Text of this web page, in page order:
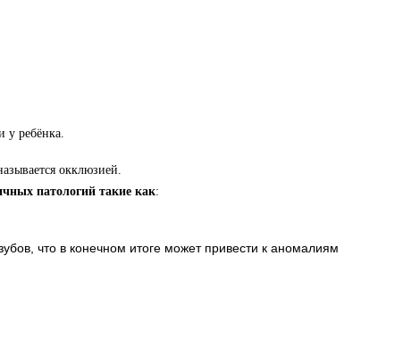
у ребёнка.
окклюзией.
патологий такие как:
что в конечном итоге может привести к аномалиям